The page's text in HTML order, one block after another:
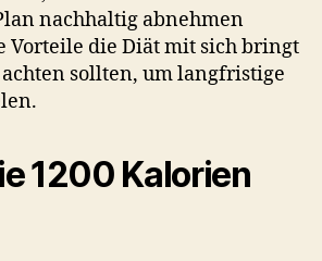
Wochen
auf
gesunde
Weise
nachhaltig abnehmen
Vorteile die Diät mit sich bringt
sollten, um langfristige
1200 Kalorien